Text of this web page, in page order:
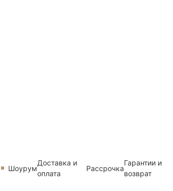
Шоурум
Доставка и
оплата
Рассрочка
Гарантии и
возврат